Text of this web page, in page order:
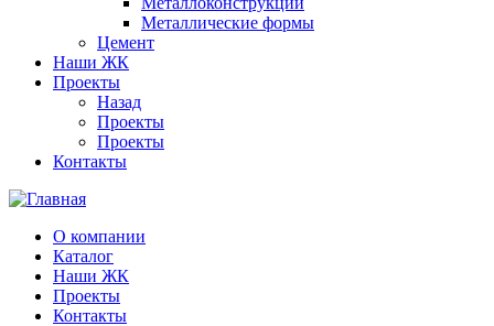
Металлические формы
Цемент
Наши ЖК
Проекты
Назад
Проекты
Проекты
Контакты
О компании
Каталог
Наши ЖК
Проекты
Контакты